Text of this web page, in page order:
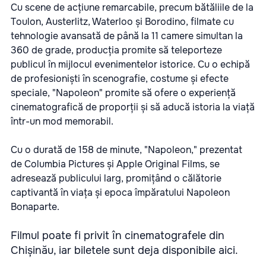
Cu scene de acțiune remarcabile, precum bătăliile de la
Toulon, Austerlitz, Waterloo și Borodino, filmate cu
tehnologie avansată de până la 11 camere simultan la
360 de grade, producția promite să teleporteze
publicul în mijlocul evenimentelor istorice. Cu o echipă
de profesioniști în scenografie, costume și efecte
speciale, "Napoleon" promite să ofere o experiență
cinematografică de proporții și să aducă istoria la viață
într-un mod memorabil.
Cu o durată de 158 de minute, "Napoleon," prezentat
de Columbia Pictures și Apple Original Films, se
adresează publicului larg, promițând o călătorie
captivantă în viața și epoca împăratului Napoleon
Bonaparte.
Filmul poate fi privit în cinematografele din
Chișinău, iar biletele sunt deja disponibile aici.